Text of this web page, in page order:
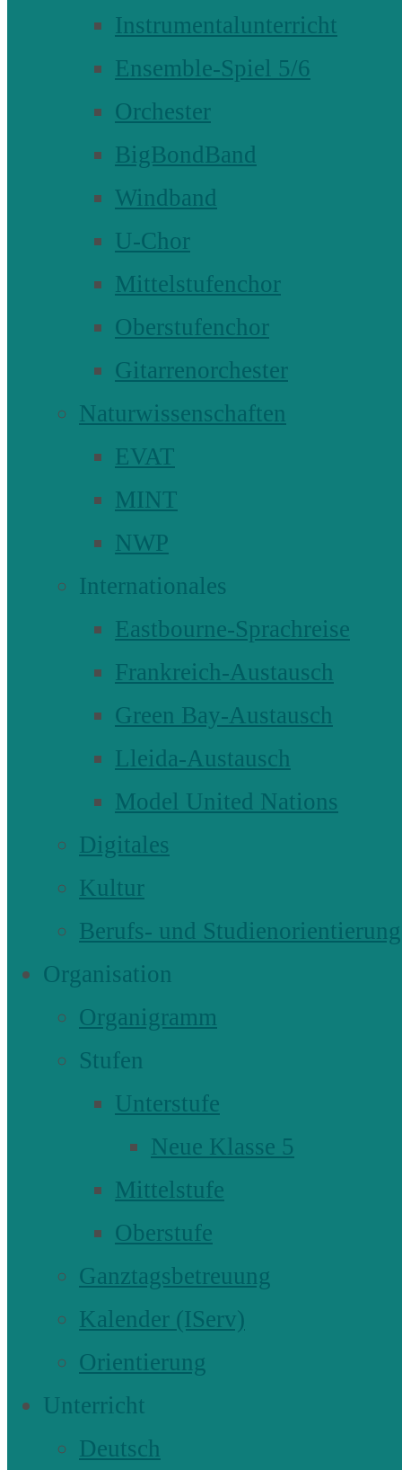
Instrumentalunterricht
Ensemble-Spiel 5/6
Orchester
BigBondBand
Windband
U-Chor
Mittelstufenchor
Oberstufenchor
Gitarrenorchester
Naturwissenschaften
EVAT
MINT
NWP
Internationales
Eastbourne-Sprachreise
Frankreich-Austausch
Green Bay-Austausch
Lleida-Austausch
Model United Nations
Digitales
Kultur
Berufs- und Studienorientierung
Organisation
Organigramm
Stufen
Unterstufe
Neue Klasse 5
Mittelstufe
Oberstufe
Ganztagsbetreuung
Kalender (IServ)
Orientierung
Unterricht
Deutsch